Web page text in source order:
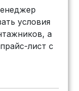
— от 3
рублей
подходит
условия
а
лист с